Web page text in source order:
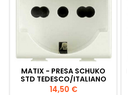
MATIX - PRESA SCHUKO
STD TEDESCO/ITALIANO
Prezzo
14,50 €